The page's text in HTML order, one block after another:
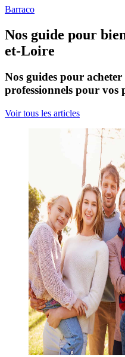
Barraco
Nos guide pour
et-Loire
Nos guides pour
professionnels pour vos
Voir tous les articles